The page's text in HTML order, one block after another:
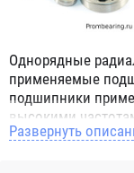
Однорядные
применяемые
подшипники
высокими
Развернуть